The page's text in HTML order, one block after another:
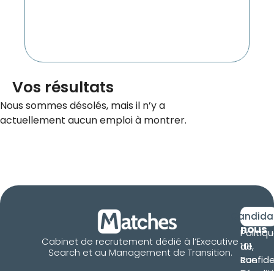
Vos résultats
Nous sommes désolés, mais il n’y a
actuellement aucun emploi à montrer.
Cabinet de recrutement dédié à l’Executive
Search et au Management de Transition.
nous
101,
Rue
de